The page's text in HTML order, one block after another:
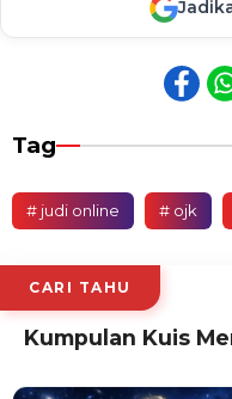
Tag
# judi online # ojk
CARI TAHU
Kumpulan Kuis